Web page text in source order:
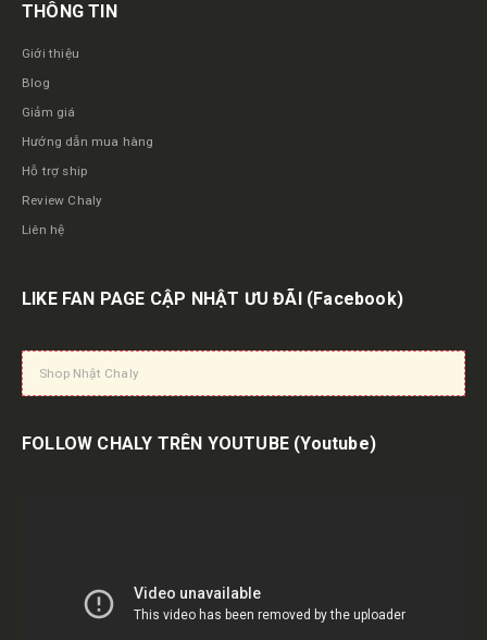
THÔNG TIN
Giới thiệu
Blog
Giảm giá
Hướng dẫn mua hàng
Hỗ trợ ship
Review Chaly
Liên hệ
LIKE FAN PAGE CẬP NHẬT ƯU ĐÃI (Facebook)
Shop Nhật Chaly
FOLLOW CHALY TRÊN YOUTUBE (Youtube)